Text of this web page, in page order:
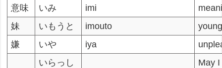
意味
いみ imi
妹
いもうと imouto
嫌
いや iya
いらっし
May